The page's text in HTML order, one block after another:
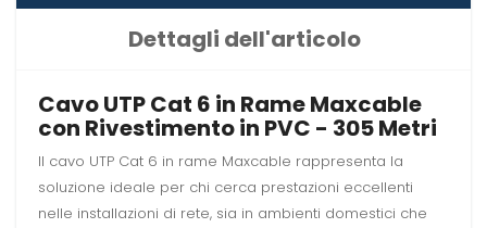
Dettagli dell'articolo
Cavo UTP Cat 6 in Rame Maxcable
con Rivestimento in PVC - 305 Metri
Il cavo UTP Cat 6 in rame Maxcable rappresenta la
soluzione ideale per chi cerca prestazioni eccellenti
nelle installazioni di rete, sia in ambienti domestici che